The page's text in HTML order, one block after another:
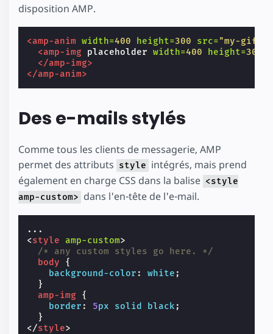
disposition AMP.
<amp-anim width=400 height=300 src="my-
<amp-img
placeholder width=400 height=300
</amp-img>
</amp-anim>
Des e-mails stylés
Comme tous les clients de messagerie, AMP
permet des attributs style intégrés, mais prend
également en charge CSS dans la balise <style
amp-custom> dans l'en-tête de l'e-mail.
<style amp-custom>
/* any custom styles go here. */
body
{
background-color : white ;
}
amp-img
{
border : 5px solid black ;
}
</style>